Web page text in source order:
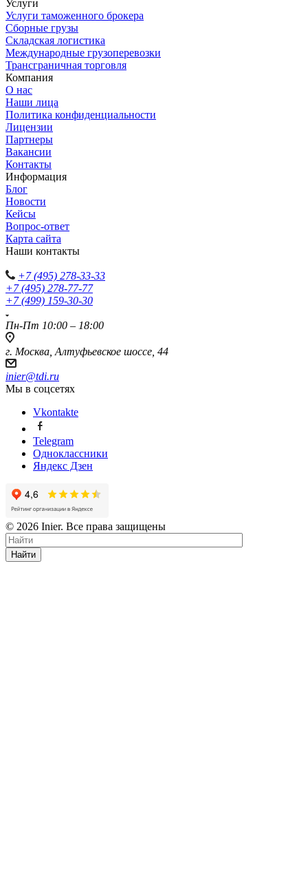
Услуги
Услуги таможенного брокера
Сборные грузы
Складская логистика
Международные грузоперевозки
Трансграничная торговля
Компания
О нас
Наши лица
Политика конфиденциальности
Лицензии
Партнеры
Вакансии
Контакты
Информация
Блог
Новости
Кейсы
Вопрос-ответ
Карта сайта
Наши контакты
+7 (495) 278-33-33
+7 (495) 278-77-77
+7 (499) 159-30-30
Пн-Пт 10:00 – 18:00
г. Москва, Алтуфьевское шоссе, 44
inier@tdi.ru
Мы в соцсетях
Vkontakte
Telegram
Одноклассники
Яндекс Дзен
© 2026 Inier. Все права защищены
Найти